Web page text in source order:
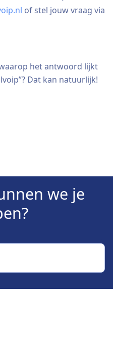
of stel jouw vraag via
het antwoord lijkt
Dat kan natuurlijk!
we je